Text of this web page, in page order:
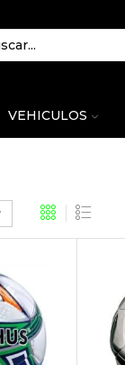
VEHICULOS